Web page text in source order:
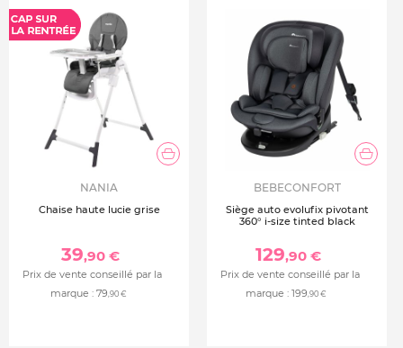
NANIA
Chaise haute lucie grise
39,90 €
Prix de vente conseillé par la
marque : 79,90 €
BEBECONFORT
Siège auto evolufix pivotant
360° i-size tinted black
129,90 €
Prix de vente conseillé par la
marque : 199,90 €